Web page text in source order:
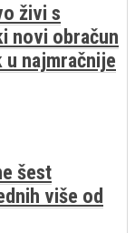
živi s
novi obračun
najmračnije
šest
više od